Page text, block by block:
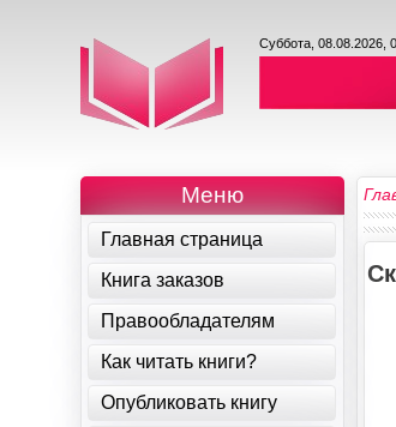
Суббота, 08.08.2026,
Меню
Главная страница
Книга заказов
Правообладателям
Как читать книги?
Опубликовать книгу